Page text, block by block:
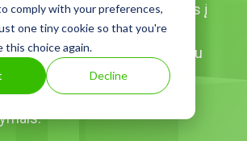
comply with your preferences,
one tiny cookie so that you're
this choice again.
Decline
norime iškelti savo naudotojus į
pasiūlyti puikų klientų
jūsų poreikiams. Žemiau
populiarius ir dažniausiai
apie mūsų paslaugą